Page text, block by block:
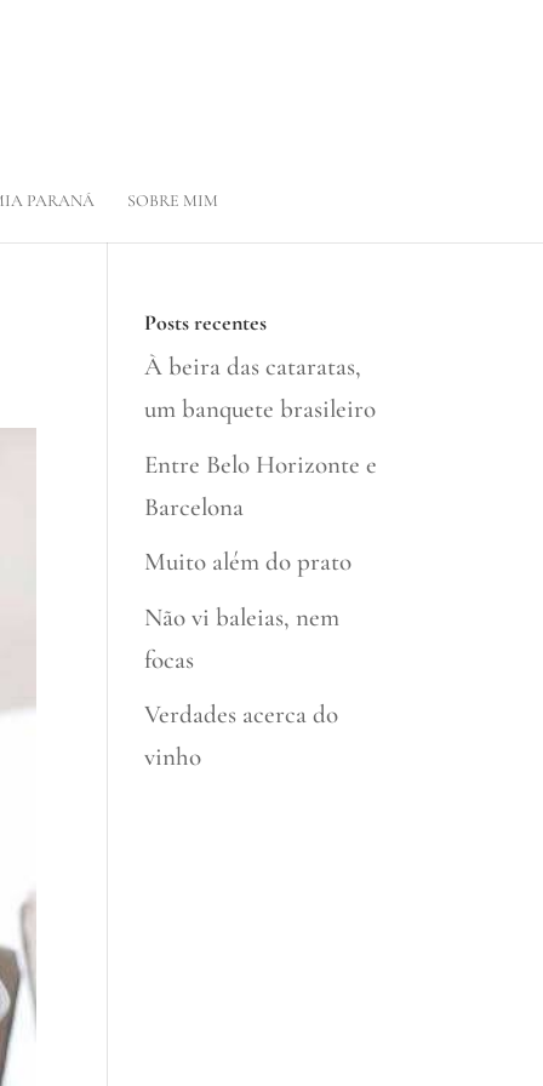
PARANÁ SOBRE MIM
Posts recentes
À beira das cataratas,
um banquete brasileiro
Entre Belo Horizonte e
Barcelona
Muito além do prato
Não vi baleias, nem
focas
Verdades acerca do
vinho